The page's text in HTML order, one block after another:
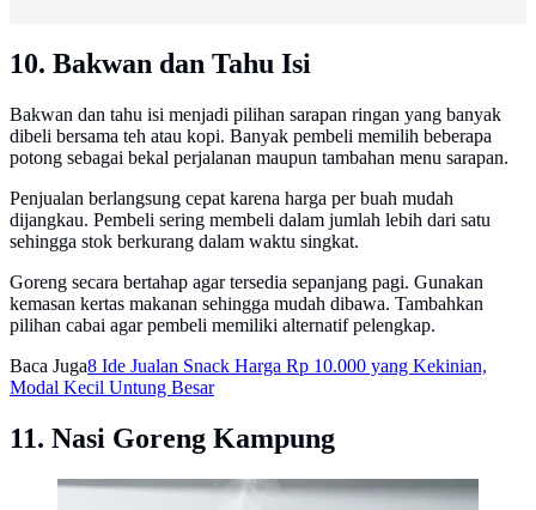
10. Bakwan dan Tahu Isi
Bakwan dan tahu isi menjadi pilihan sarapan ringan yang banyak
dibeli bersama teh atau kopi. Banyak pembeli memilih beberapa
potong sebagai bekal perjalanan maupun tambahan menu sarapan.
Penjualan berlangsung cepat karena harga per buah mudah
dijangkau. Pembeli sering membeli dalam jumlah lebih dari satu
sehingga stok berkurang dalam waktu singkat.
Goreng secara bertahap agar tersedia sepanjang pagi. Gunakan
kemasan kertas makanan sehingga mudah dibawa. Tambahkan
pilihan cabai agar pembeli memiliki alternatif pelengkap.
Baca Juga8 Ide Jualan Snack Harga Rp 10.000 yang Kekinian,
Modal Kecil Untung Besar
11. Nasi Goreng Kampung